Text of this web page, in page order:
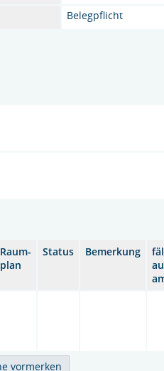
Belegpflicht
Raum-
plan
Status Bemerkung